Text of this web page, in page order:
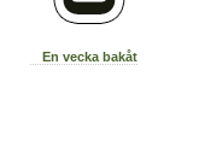
En vecka bakåt